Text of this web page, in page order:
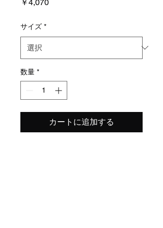
￥4,070
サイズ *
数量 *
カートに追加する